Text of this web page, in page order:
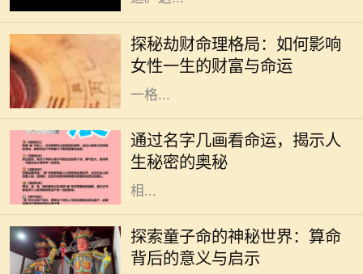
探秘劫财命理格局：如何影响
女性一生的财富与命运
在命理学中，劫财格局常常被视为一
种特殊的命理趋势，尤其对女性而
言，它不仅影响着她的财富，还深刻
影响着她的生活与人际关系。了解这
一格...
通过名字几画看命运，揭示人
生秘密的奥秘
在中华文化中，名字不仅承载了父母
的期望和美好寓意，更在某种程度上
与一个人的命运息息相关。特别是名
字的笔画数，常被认为与其五行属性
相...
探索童子命的神秘世界：算命
背后的意义与启示
在中国传统文化中，算命是一门古老
而神秘的艺术，涉及到命理、五行、
阴阳等多种哲学原理。童子命，作为
其中的一个重要概念，常常引发人们